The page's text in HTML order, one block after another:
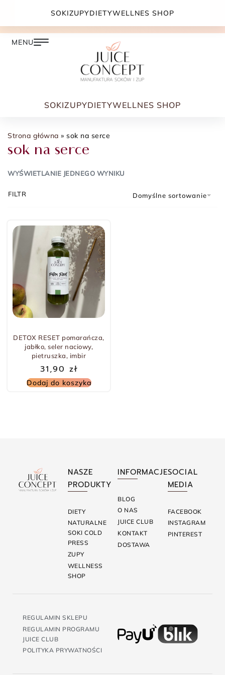
DARMOWA DOSTAWA PRZY ZAMÓWIENIU JUŻ OD
SOKIZUPYDIETYWELLNES SHOP
Strona główna » sok na serce
sok na serce
WYŚWIETLANIE JEDNEGO WYNIKU
Domyślne sortowanie
FILTR
DETOX RESET pomarańcza,
jabłko, seler naciowy,
pietruszka, imbir
31,90 zł
Dodaj do koszyka
NASZE
PRODUKTY
DIETY
NATURALNE
SOKI COLD
PRESS
ZUPY
WELLNESS
SHOP
INFORMACJE
BLOG
O NAS
JUICE CLUB
KONTAKT
DOSTAWA
SOCIAL
MEDIA
FACEBOOK
INSTAGRAM
PINTEREST
REGULAMIN SKLEPU
REGULAMIN PROGRAMU
JUICE CLUB
POLITYKA PRYWATNOŚCI
SOKIZUPYDIETYWELLNES SHOP